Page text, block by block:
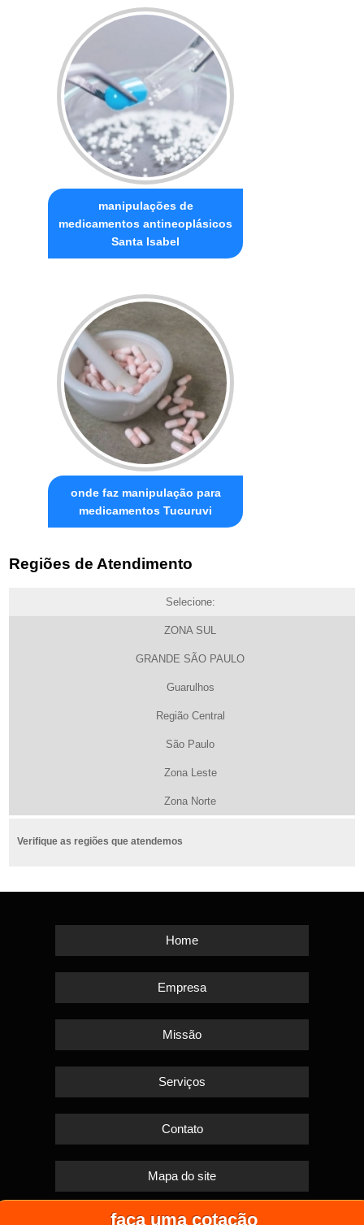
faça uma cotação
manipulações de
medicamentos antineoplásicos
Santa Isabel
onde faz manipulação para
medicamentos Tucuruvi
Regiões de Atendimento
Selecione:
ZONA SUL
GRANDE SÃO PAULO
Guarulhos
Região Central
São Paulo
Zona Leste
Zona Norte
Verifique as regiões que atendemos
Home
Empresa
Missão
Serviços
Contato
Mapa do site